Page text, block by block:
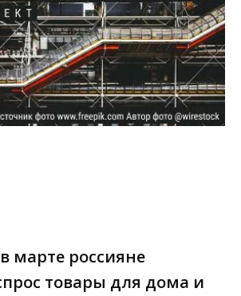
марте россияне
товары для дома и